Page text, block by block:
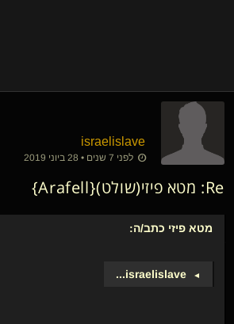
israelislave
לפני 7 שנים • 28 ביוני 2019
Re: מטא פיזי​(שולט){Arafell}
מטא פיזי כתב/ה:
►
israelislave
...